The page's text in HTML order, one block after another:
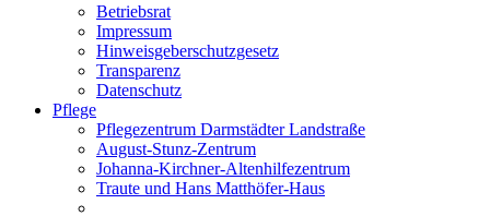
Betriebsrat
Impressum
Hinweisgeberschutzgesetz
Transparenz
Datenschutz
Pflege
Pflegezentrum Darmstädter Landstraße
August-Stunz-Zentrum
Johanna-Kirchner-Altenhilfezentrum
Traute und Hans Matthöfer-Haus